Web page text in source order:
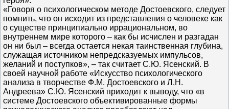
«Говоря о психологическом методе Достоевского, следует
помнить, что он исходит из представления о человеке как
о существе принципиально иррациональном, во
внутреннем мире которого – как бы исчислен и разгадан
он ни был – всегда остается некая таинственная глубина,
служащая источником непредсказуемых импульсов,
желаний и поступков», – так считает С.Ю. Ясенский. В
своей научной работе «Искусство психологического
анализа в творчестве Ф.М. Достоевского и Л.Н.
Андреева» С.Ю. Ясенский приходит к выводу, что «в
системе Достоевского объективированные формы